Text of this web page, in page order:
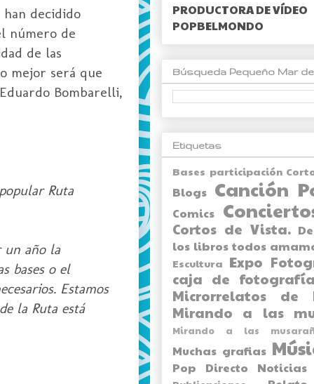
han decidido
número de
de las
mejor será que
Bombarelli,
Ruta
un año la
bases o el
Estamos
la Ruta está
PRODUCTORA DE VÍDEO
POPBELMONDO
Búsqueda Pequeño Mar
Etiquetas
Bases participación
Blogs Canción
Comics
Cortos de Vista.
los libros todos
Escultura Expo
caja de
Microrrelatos de
Mirando a las
Mirando a las
Muchas grafias
Pop Directo Noticias